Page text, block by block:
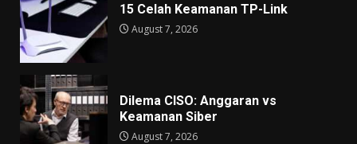
15 Celah Keamanan TP-Link
August 7, 2026
Dilema CISO: Anggaran vs
Keamanan Siber
August 7, 2026